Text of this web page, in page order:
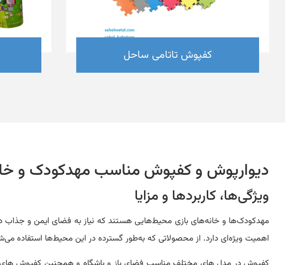
کفپوش تاتامی ساحل
دیوارپوش و کفپوش مناسب مهدکودک و
ویژگی‌ها، کاربردها و مزایا
مهدکودک‌ها و خانه‌های بازی محیط‌هایی هستند که نیاز به فضای ایمن و جذاب
اهمیت ویژه‌ای دارد. از محصولاتی که به‌طور گسترده در این محیط‌ها استفاده